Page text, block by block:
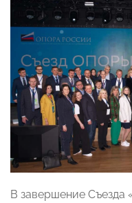
В завершение